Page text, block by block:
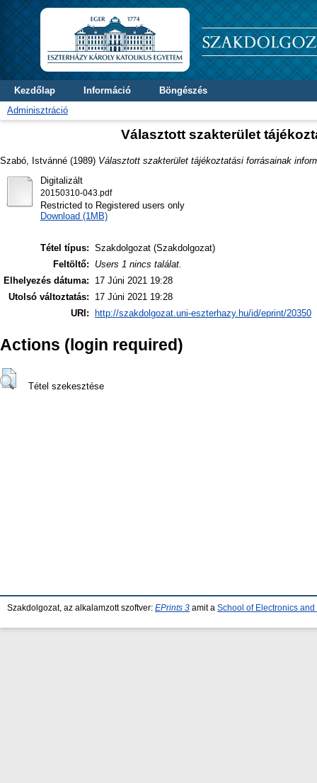
Kezdőlap Információ
Böngészés
Adminisztráció
Választott szakterület
Szabó, Istvánné (1989) Választott szakterület tájékoztatási forrásainak
Digitalizált
20150310-043.pdf
Restricted to Registered users only
Download (1MB)
Tétel típus: Szakdolgozat (Szakdolgozat)
Feltöltő:
Users 1 nincs találat.
Elhelyezés dátuma:
17 Júni 2021 19:28
Utolsó változtatás:
17 Júni 2021 19:28
URI:
http://szakdolgozat.uni-eszterhazy.hu/id/eprint/20350
Actions (login required)
Tétel szekesztése
Szakdolgozat, az alkalamzott szoftver: EPrints 3 amit a School of Electronics